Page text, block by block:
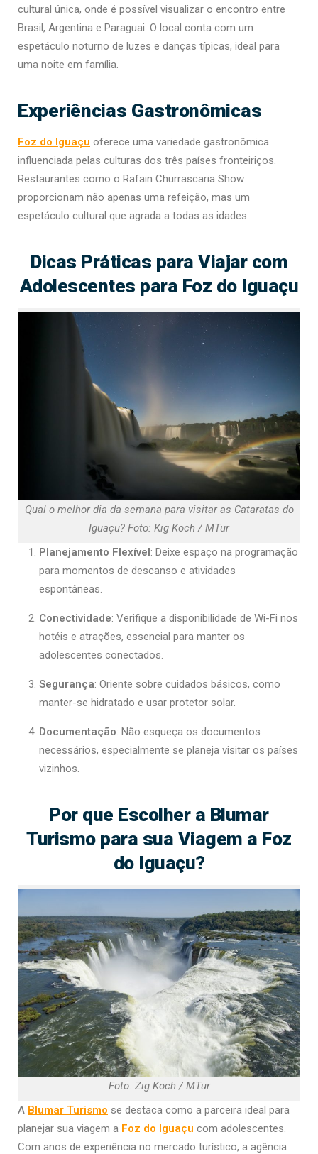
cultural única, onde é possível visualizar o encontro entre
Brasil, Argentina e Paraguai. O local conta com um
espetáculo noturno de luzes e danças típicas, ideal para
uma noite em família.
Experiências Gastronômicas
Foz do Iguaçu oferece uma variedade gastronômica
influenciada pelas culturas dos três países fronteiriços.
Restaurantes como o Rafain Churrascaria Show
proporcionam não apenas uma refeição, mas um
espetáculo cultural que agrada a todas as idades.
Dicas Práticas para Viajar com
Adolescentes para Foz do Iguaçu
Qual o melhor dia da semana para visitar as Cataratas do
Iguaçu? Foto: Kig Koch / MTur
Planejamento Flexível: Deixe espaço na programação
para momentos de descanso e atividades
espontâneas.
Conectividade: Verifique a disponibilidade de Wi-Fi nos
hotéis e atrações, essencial para manter os
adolescentes conectados.
Segurança: Oriente sobre cuidados básicos, como
manter-se hidratado e usar protetor solar.
Documentação: Não esqueça os documentos
necessários, especialmente se planeja visitar os países
vizinhos.
Por que Escolher a Blumar
Turismo para sua Viagem a Foz
do Iguaçu?
Foto: Zig Koch / MTur
A Blumar Turismo se destaca como a parceira ideal para
planejar sua viagem a Foz do Iguaçu com adolescentes.
Com anos de experiência no mercado turístico, a agência